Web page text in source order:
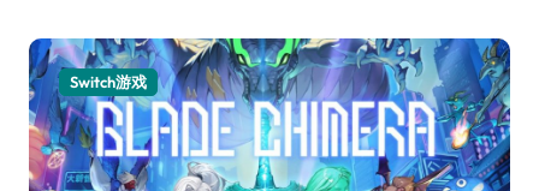
Switch游戏